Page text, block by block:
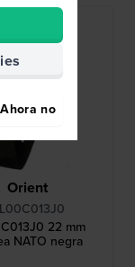
Orient
22 mm
NATO negra
Ahora no